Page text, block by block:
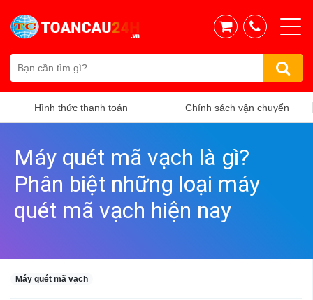
Hình thức thanh toán Chính sách vận chuyển
Máy quét mã vạch là gì?
Phân biệt những loại máy
quét mã vạch hiện nay
Máy quét mã vạch